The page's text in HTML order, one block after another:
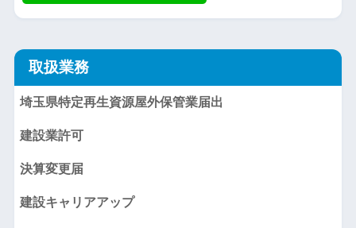
取扱業務
埼玉県特定再生資源屋外保管業届出
建設業許可
決算変更届
建設キャリアアップ